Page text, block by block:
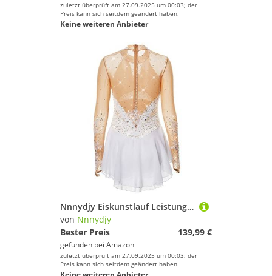
zuletzt überprüft am 27.09.2025 um 00:03; der
Preis kann sich seitdem geändert haben.
Keine weiteren Anbieter
Nnnydjy Eiskunstlauf Leistung Kleid Aus Spitze Für Mädchen Hook Finger Langarm Gymnastik Trikot Handgefertigte Eislauf Tanzwettbewerbskleidung Für Damen Mit Diamant,E,7_10Years
von Nnnydjy
Bester Preis
139,99 €
gefunden bei Amazon
zuletzt überprüft am 27.09.2025 um 00:03; der
Preis kann sich seitdem geändert haben.